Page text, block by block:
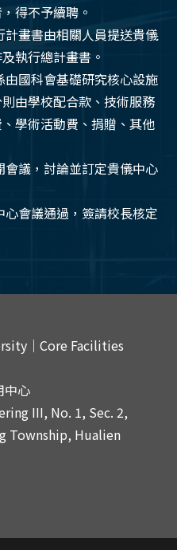
得不予續聘。
畫書由相關人員提送貴儀
執行總計畫書。
國科會基礎研究核心設施
由學校配合款、技術服務
學術活動費、捐贈、其他
議，討論並訂定貴儀中心
會議通過，簽請校長核定
｜Core Facilities
中心
III, No. 1, Sec. 2,
Township, Hualien